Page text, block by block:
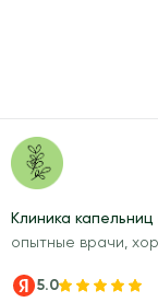
Клиника капельниц
опытные врачи,
5.0